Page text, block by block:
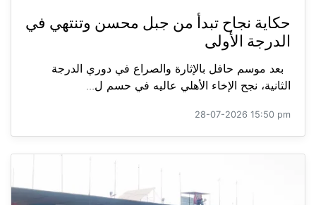
حكاية نجاح تبدأ من جبل محسن وتنتهي في
الدرجة الأولى
بعد موسم حافل بالإثارة والصراع في دوري الدرجة
الثانية، نجح الإخاء الأهلي عاليه في حسم ل...
28-07-2026 15:50 pm